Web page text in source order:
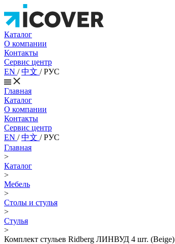
Каталог
О компании
Контакты
Сервис центр
EN /中文 /РУС
Главная
Каталог
О компании
Контакты
Сервис центр
EN /中文 /РУС
Главная
>
Каталог
>
Мебель
>
Столы и стулья
>
Стулья
>
Комплект стульев Ridberg ЛИНВУД 4 шт. (Beige)